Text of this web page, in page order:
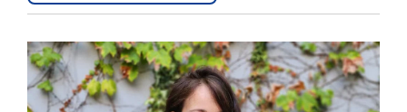
General
La
Ciudad